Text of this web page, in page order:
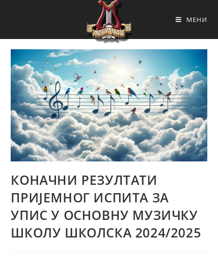
МЕНИ
КОНАЧНИ РЕЗУЛТАТИ
ПРИЈЕМНОГ ИСПИТА ЗА
УПИС У ОСНОВНУ МУЗИЧКУ
ШКОЛУ ШКОЛСКА 2024/2025